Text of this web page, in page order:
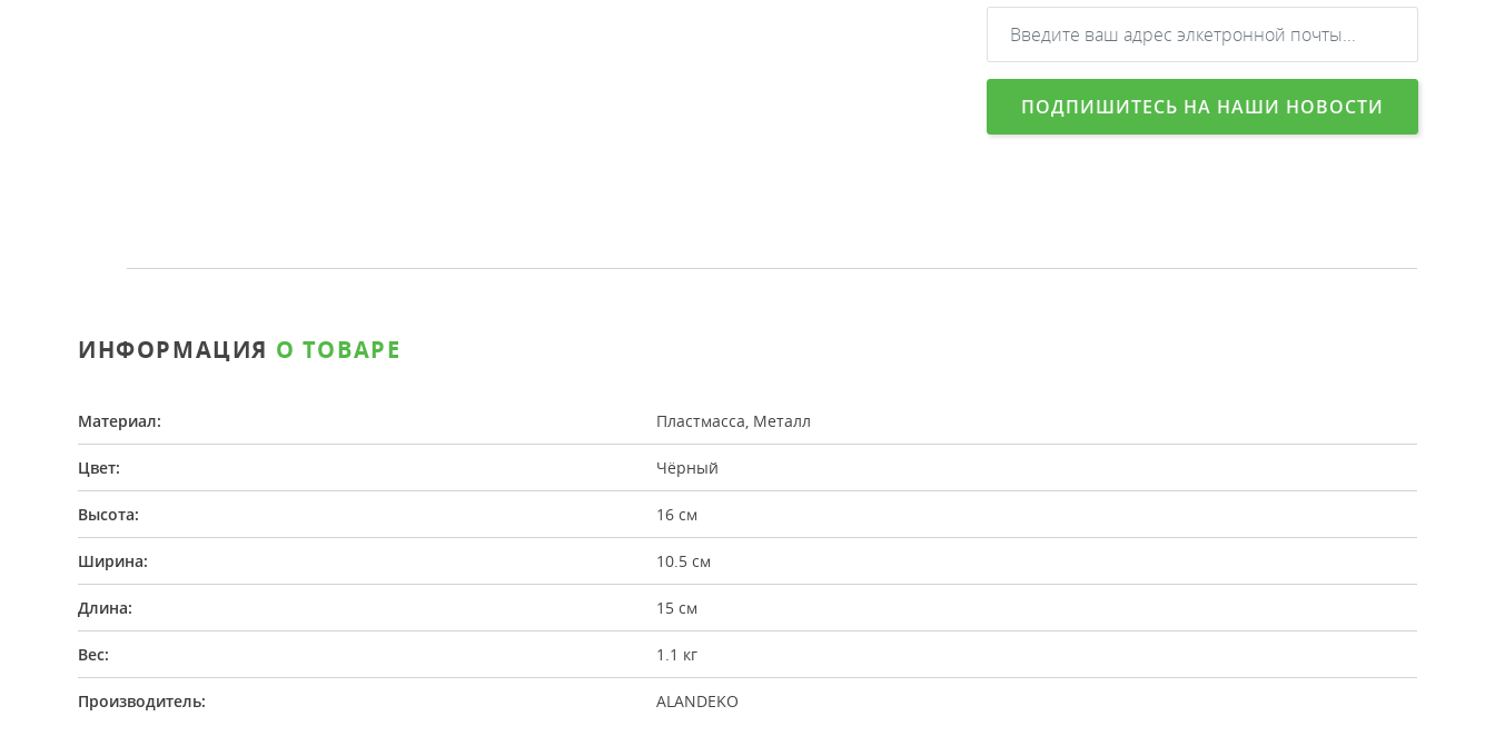
ПОДПИШИТЕСЬ НА НАШИ НОВОСТИ
ИНФОРМАЦИЯ О ТОВАРЕ
Материал: Пластмасса, Металл
Цвет: Чёрный
Высота: 16 см
Ширина: 10.5 см
Длина: 15 см
Вес: 1.1 кг
Производитель: ALANDEKO